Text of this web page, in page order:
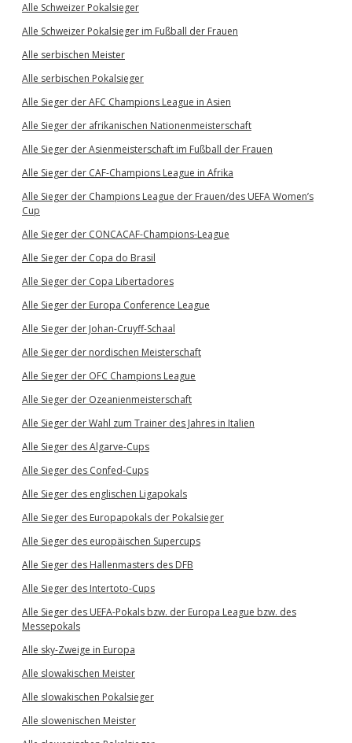
Alle Schweizer Pokalsieger
Alle Schweizer Pokalsieger im Fußball der Frauen
Alle serbischen Meister
Alle serbischen Pokalsieger
Alle Sieger der AFC Champions League in Asien
Alle Sieger der afrikanischen Nationenmeisterschaft
Alle Sieger der Asienmeisterschaft im Fußball der Frauen
Alle Sieger der CAF-Champions League in Afrika
Alle Sieger der Champions League der Frauen/des UEFA Women’s
Cup
Alle Sieger der CONCACAF-Champions-League
Alle Sieger der Copa do Brasil
Alle Sieger der Copa Libertadores
Alle Sieger der Europa Conference League
Alle Sieger der Johan-Cruyff-Schaal
Alle Sieger der nordischen Meisterschaft
Alle Sieger der OFC Champions League
Alle Sieger der Ozeanienmeisterschaft
Alle Sieger der Wahl zum Trainer des Jahres in Italien
Alle Sieger des Algarve-Cups
Alle Sieger des Confed-Cups
Alle Sieger des englischen Ligapokals
Alle Sieger des Europapokals der Pokalsieger
Alle Sieger des europäischen Supercups
Alle Sieger des Hallenmasters des DFB
Alle Sieger des Intertoto-Cups
Alle Sieger des UEFA-Pokals bzw. der Europa League bzw. des
Messepokals
Alle sky-Zweige in Europa
Alle slowakischen Meister
Alle slowakischen Pokalsieger
Alle slowenischen Meister